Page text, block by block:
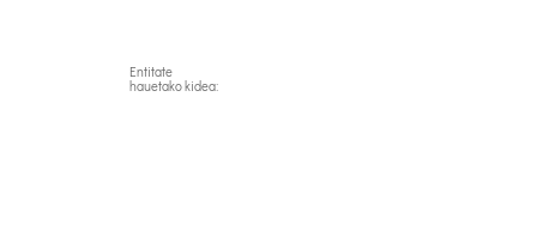
Entitate
hauetako kidea: